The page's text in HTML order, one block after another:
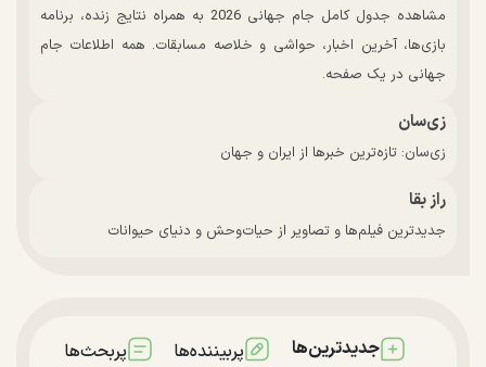
مشاهده جدول کامل جام جهانی 2026 به همراه نتایج زنده، برنامه
بازی‌ها، آخرین اخبار، حواشی و خلاصه مسابقات. همه اطلاعات جام
جهانی در یک صفحه.
زی‌سان
زی‌سان: تازه‌ترین خبرها از ایران و جهان
راز بقا
جدیدترین فیلم‌ها و تصاویر از حیات‌وحش و دنیای حیوانات
جدیدترین‌ها پربیننده‌ها پربحث‌ها